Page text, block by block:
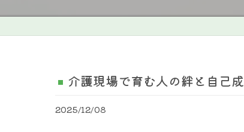
介護現場で育む人の絆と自己
2025/12/08